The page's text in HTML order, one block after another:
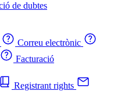
de dubtes
Correu electrònic
Facturació
Registrant rights